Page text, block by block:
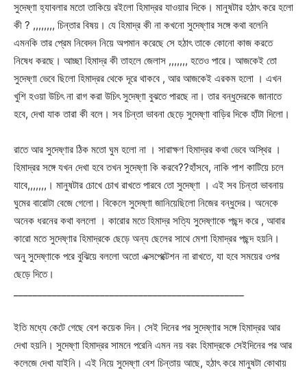
সুদেষ্ণা হ্যাবলার মতো তাকিয়ে রইলো হিমাদ্রর যাওয়ার দিকে। মানুষটার হঠাৎ করে হলো
কী ? ,,,,,,,, চিন্তার বিষয়। যে হিমাদ্র কী না কখনো সুদেষ্ণার সঙ্গে কথা বলেনি
এমনকি তার প্রেম নিবেদন নিয়ে অপমান করেছে সে হঠাৎ তাকে কোনো কাজ করতে
নিষেধ করছে। আচ্ছা হিমাদ্র কী তাহলে জেলাস ,,,,,,, হতেও পারে। আজকেই তো
সুদেষ্ণা ভেবে ছিলো হিমাদ্রর থেকে দূরে থাকবে , আর আজকেই এরকম হলো । এখন
খুশি হওয়া উচিৎ না রাগ করা উচিৎ সুদেষ্ণা বুঝতে পারছে না। তার বন্ধুদেরকে জানাতে
হবে, দেখা যাক তারা কী বলে। সব চিন্তা ভাবনা ছেড়ে সুদেষ্ণা বাড়ির দিকে হাঁটা দিলো।
রাতে আর সুদেষ্ণার ঠিক মতো ঘুম হলো না । সারাক্ষণ হিমাদ্রর কথা ভেবে অস্থির ।
হিমাদ্রর সঙ্গে যখন দেখা হবে তখন সুদেষ্ণা কি করবে??হাঁসবে, নাকি পাশ কাটিয়ে চলে
যাবে,,,,,,,। মানুষটার চোখে চোখ রাখতে পারবে তো সুদেষ্ণা । এই সব চিন্তা ভাবনায়
ঘুমের বারোটা বেজে গেলো। বিকেলে সুদেষ্ণা জানিয়েছিলো নিজের বন্ধুদের। অনেকে
অনেক ধরনের কথা বললো । কারোর মতে হিমাদ্র সত্যি সুদেষ্ণাকে পছন্দ করে , আবার
কারো মতে সুদেষ্ণার হিমাদ্রকে ছেড়ে অন্য ছেলের সাথে মেশা হিমাদ্রর পছন্দ হয়নি।
অনু সুদেষ্ণাকে পরে বুঝিয়ে বললো অতো এক্সপেক্টেশন না রাখতে, যা হবে সময়ের ওপর
ছেড়ে দিতে।
ইতি মধ্যে কেটে গেছে বেশ কয়েক দিন। সেই দিনের পর সুদেষ্ণার সঙ্গে হিমাদ্রর আর
দেখা হয়নি। সুদেষ্ণা হিমাদ্রর সামনে পরেনি এমন নয় বরং হিমাদ্রকে সেইদিনের পর আর
কলেজে দেখা যাইনি। এই নিয়ে সুদেষ্ণা বেশ চিন্তায় আছে, হঠাৎ করে মানুষটা কোথায়